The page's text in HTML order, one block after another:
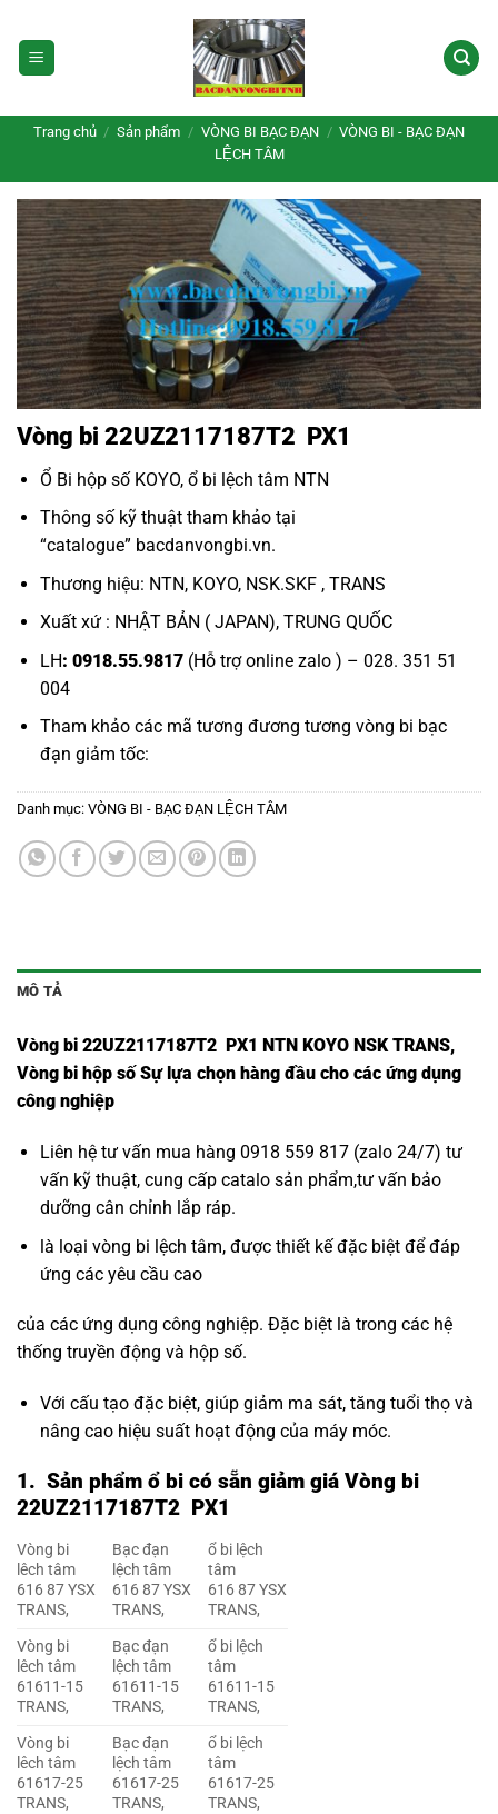
qua
nội
Trang chủ / Sản phẩm / VÒNG BI BẠC ĐẠN / VÒNG BI - BẠC ĐẠN
LỆCH TÂM
Vòng bi 22UZ2117187T2 PX1
Ổ Bi hộp số KOYO, ổ bi lệch tâm NTN
Thông số kỹ thuật tham khảo tại
“catalogue” bacdanvongbi.vn.
Thương hiệu: NTN, KOYO, NSK.SKF , TRANS
Xuất xứ : NHẬT BẢN ( JAPAN), TRUNG QUỐC
LH: 0918.55.9817(Hỗ trợ online zalo ) – 028. 351 51
004
Tham khảo các mã tương đương tương vòng bi bạc
đạn giảm tốc:
Danh mục: VÒNG BI - BẠC ĐẠN LỆCH TÂM
MÔ TẢ
Vòng bi 22UZ2117187T2 PX1 NTN KOYO NSK TRANS,
Vòng bi hộp số Sự lựa chọn hàng đầu cho các ứng dụng
công nghiệp
Liên hệ tư vấn mua hàng 0918 559 817 (zalo 24/7) tư
vấn kỹ thuật, cung cấp catalo sản phẩm,tư vấn bảo
dưỡng cân chỉnh lắp ráp.
là loại vòng bi lệch tâm, được thiết kế đặc biệt để đáp
ứng các yêu cầu cao
của các ứng dụng công nghiệp. Đặc biệt là trong các hệ
thống truyền động và hộp số.
Với cấu tạo đặc biệt, giúp giảm ma sát, tăng tuổi thọ và
nâng cao hiệu suất hoạt động của máy móc.
1. Sản phẩm ổ bi có sẵn giảm giá Vòng bi
22UZ2117187T2 PX1
Vòng bi
lêch tâm
616 87 YSX
TRANS,
Bạc đạn
lệch tâm
616 87 YSX
TRANS,
ổ bi lệch
tâm
616 87 YSX
TRANS,
Vòng bi
lêch tâm
61611-15
TRANS,
Bạc đạn
lệch tâm
61611-15
TRANS,
ổ bi lệch
tâm
61611-15
TRANS,
Vòng bi
lêch tâm
61617-25
TRANS,
Bạc đạn
lệch tâm
61617-25
TRANS,
ổ bi lệch
tâm
61617-25
TRANS,